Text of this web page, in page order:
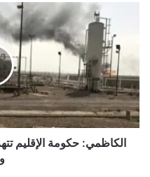
تتهرب
التزاماتها
النفطية
بحجج
واهية
الكاظمي: حكومة الإقليم